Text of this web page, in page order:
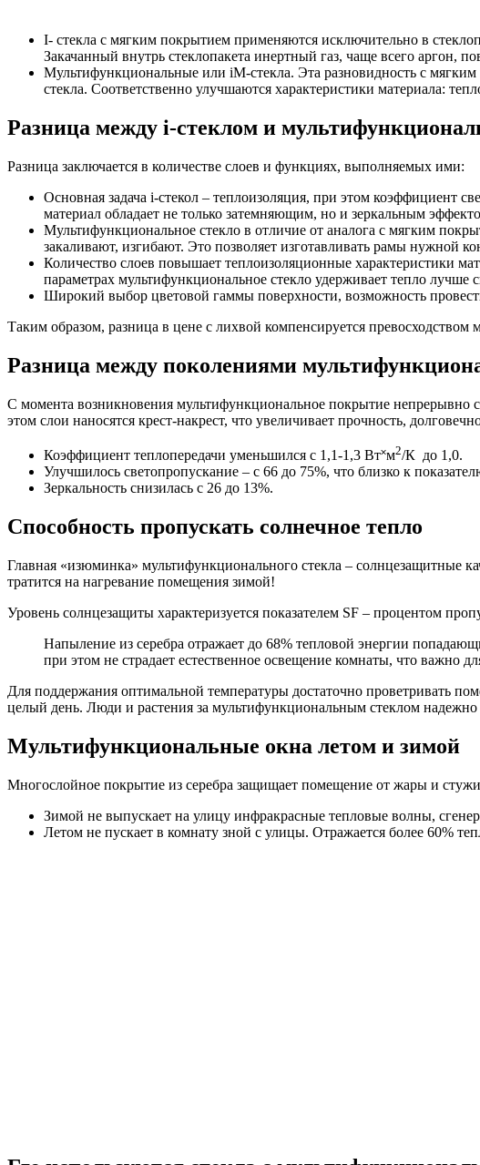
I- стекла с мягким покрытием применяются исключительно в
Закачанный внутрь стеклопакета инертный газ, чаще всего аргон,
Мультифункциональные или iM-стекла. Эта разновидность с
стекла. Соответственно улучшаются характеристики материала:
Разница между i-стеклом и
Разница заключается в количестве слоев и функциях, выполняемых ими:
Основная задача i-стекол – теплоизоляция, при этом коэффициент
материал обладает не только затемняющим, но и зеркальным
Мультифункциональное стекло в отличие от аналога с мягким
закаливают, изгибают. Это позволяет изготавливать рамы нужной
Количество слоев повышает теплоизоляционные характеристики
параметрах мультифункциональное стекло удерживает тепло лучше
Широкий выбор цветовой гаммы поверхности, возможность
Таким образом, разница в цене с лихвой компенсируется
Разница между поколениями
С момента возникновения мультифункциональное покрытие непрерывно
этом слои наносятся крест-накрест, что увеличивает прочность,
Коэффициент теплопередачи уменьшился с 1,1-1,3 Вт˟м2/К до 1,0.
Улучшилось светопропускание – с 66 до 75%, что близко к
Зеркальность снизилась с 26 до 13%.
Способность пропускать солнечное тепло
Главная «изюминка» мультифункционального стекла – солнцезащитные
тратится на нагревание помещения зимой!
Уровень солнцезащиты характеризуется показателем SF – процентом
Напыление из серебра отражает до 68% тепловой энергии
при этом не страдает естественное освещение комнаты, что важно
Для поддержания оптимальной температуры достаточно проветривать
целый день. Люди и растения за мультифункциональным стеклом
Мультифункциональные окна летом и зимой
Многослойное покрытие из серебра защищает помещение от жары и
Зимой не выпускает на улицу инфракрасные тепловые волны,
Летом не пускает в комнату зной с улицы. Отражается более 60%